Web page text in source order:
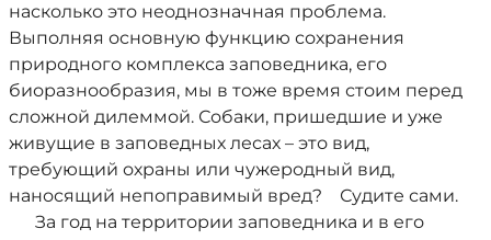
насколько это неоднозначная проблема.
Выполняя основную функцию сохранения
природного комплекса заповедника, его
биоразнообразия, мы в тоже время стоим перед
сложной дилеммой. Собаки, пришедшие и уже
живущие в заповедных лесах – это вид,
требующий охраны или чужеродный вид,
наносящий непоправимый вред? Судите сами.
За год на территории заповедника и в его